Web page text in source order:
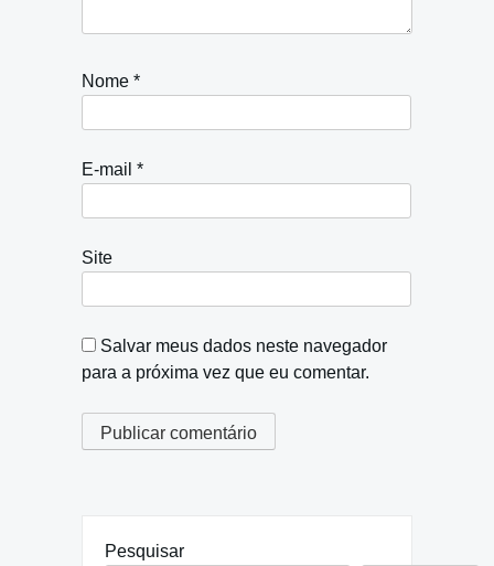
Nome *
E-mail *
Site
Salvar meus dados neste navegador
para a próxima vez que eu comentar.
Pesquisar